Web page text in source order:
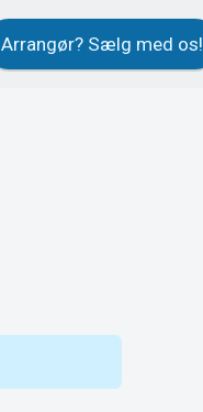
Arrangør? Sælg med os!